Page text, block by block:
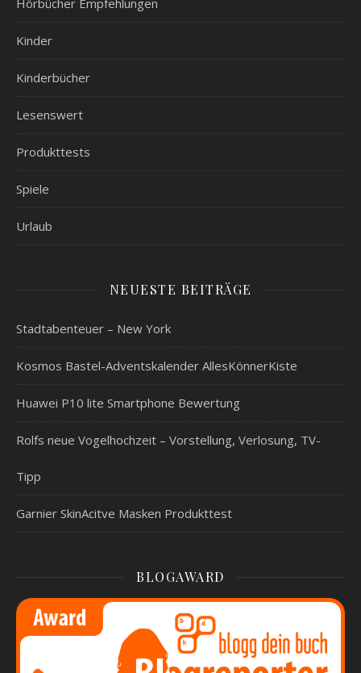
Hörbücher Empfehlungen
Kinder
Kinderbücher
Lesenswert
Produkttests
Spiele
Urlaub
NEUESTE BEITRÄGE
Stadtabenteuer – New York
Kosmos Bastel-Adventskalender AllesKönnerKiste
Huawei P10 lite Smartphone Bewertung
Rolfs neue Vogelhochzeit – Vorstellung, Verlosung, TV-
Tipp
Garnier SkinAcitve Masken Produkttest
BLOGAWARD